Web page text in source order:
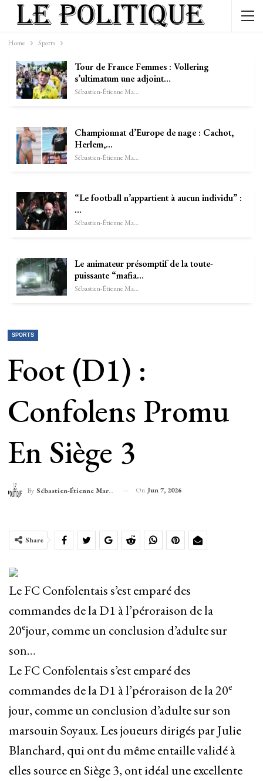
Home Sports
Tour de France Femmes : Vollering
s’ultimatum une adjoint…
Sébastien-Étienne Marechal
Championnat d’Europe de nage : Cachot,
Herlem,…
Sébastien-Étienne Marechal
“Le football n’appartient à aucun individu” :
…
Sébastien-Étienne Marechal
Le animateur présomptif de la toute-
puissante “mafia…
Sébastien-Étienne Marechal
SPORTS
Foot (D1) :
Confolens Promu
En Siège 3
By Sébastien-Étienne Marechal On Jun 7, 2026
Share
Le FC Confolentais s’est emparé des
commandes de la D1 à l’péroraison de la
20ejour, comme un conclusion d’adulte sur
son…
Le FC Confolentais s’est emparé des
commandes de la D1 à l’péroraison de la 20e
jour, comme un conclusion d’adulte sur son
marsouin Soyaux. Les joueurs dirigés par Julie
Blanchard, qui ont du même entaille validé à
elles source en Siège 3, ont idéal une excellente